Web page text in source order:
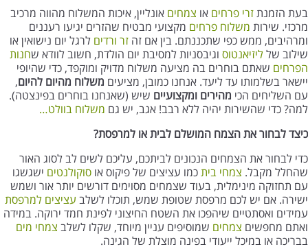
בעת הזמנתזרי פרחים או צמחים אונליין, איכות המשלוח מהווה מרכיב
מרכזי. שירות משלוח פרחים מקצועי מבטיח שהזרים יגיעו רעננים
ומרהיבים, ממש כפי שתכננתם. בין אם זה זר ורדים לרגל יום נישואין או
שילוב שלליזיאנטוס וגיבסניות למסיבת יום הולדת, חשוב לוודא שחנות
הפרחים שאתם בוחרים בה מציעה משלוח מדויק ומוקפד, כדי שהיופי
יישאר בשלמותו עד ליעד. אנחנו כמובן, מציעים משלוח מהיום להיום,
עם השליחים הכי מהירים ומקצועיים שיש (שאנחנו בוחרים בפינצטה).
למה? כדי שהשירות יהיה ללא רבב! אגב, יש גם משלוח בוולט…
כיצד לבחור את הצמח המושלם לבית או למרפסת?
כדי לבחור את הצמחים הנכונים לביתכם, עליכם לשים לב לסוג האור
שהחלל מקבל. צמחי ביתכמו עציצים של פיקוס או סוקולנטים ישגשגו
עם תחזוקה מינימלית, בעוד שצמחים מסוימים דורשים יותר אור ושמש
ישירה. אם יש לכם מרפסת שטופת שמש, תוכלו לשלב עציצים למרפסת
עמידים ואסתטיים שיהפכו את השטח החיצוני לפינת חמד ירוקה. במידה
ואתם מחפשים צמחים שמוסיפים עניין מיוחד, שקלו לשלב צמחי מים
בבריכה או במיכל ייעודי בפינה מוצלת של הגינה.